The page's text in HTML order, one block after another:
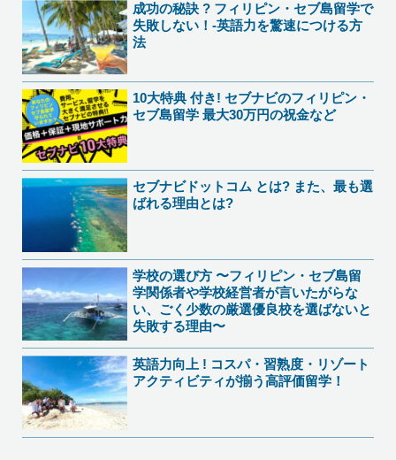
成功の秘訣 ? フィリピン・セブ島留学で
失敗しない！-英語力を驚速につける方
法
10大特典 付き! セブナビのフィリピン・
セブ島留学 最大30万円の祝金など
セブナビドットコム とは? また、最も選
ばれる理由とは?​​
学校の選び方 〜フィリピン・セブ島留
学関係者や学校経営者が言いたがらな
い、ごく少数の厳選優良校を選ばないと
失敗する理由〜
英語力向上 ! コスパ・習熟度・リゾート
アクティビティが揃う高評価留学！